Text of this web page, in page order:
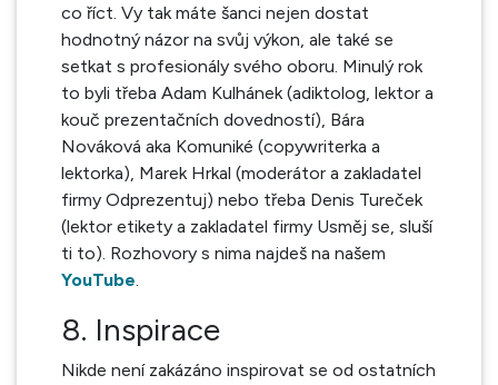
co říct. Vy tak máte šanci nejen dostat
hodnotný názor na svůj výkon, ale také se
setkat s profesionály svého oboru. Minulý rok
to byli třeba Adam Kulhánek (adiktolog, lektor a
kouč prezentačních dovedností), Bára
Nováková aka Komuniké (copywriterka a
lektorka), Marek Hrkal (moderátor a zakladatel
firmy Odprezentuj) nebo třeba Denis Tureček
(lektor etikety a zakladatel firmy Usměj se, sluší
ti to). Rozhovory s nima najdeš na našem
YouTube.
8. Inspirace
Nikde není zakázáno inspirovat se od ostatních